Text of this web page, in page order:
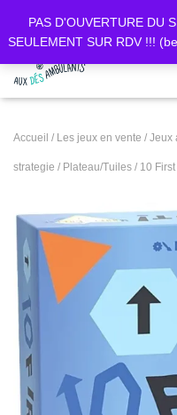
PAS D'OUVERTURE DU
SEULEMENT SUR RDV !!!
Accueil / Les jeux en vente / Jeux
strategie / Plateau/Tuiles / 10 First